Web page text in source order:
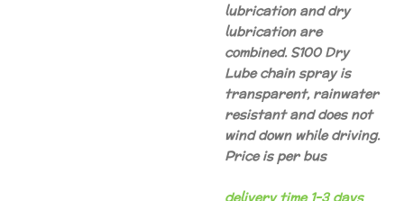
lubrication and dry
lubrication are
combined. S100 Dry
Lube chain spray is
transparent, rainwater
resistant and does not
wind down while driving.
Price is per bus
delivery time 1-3 days